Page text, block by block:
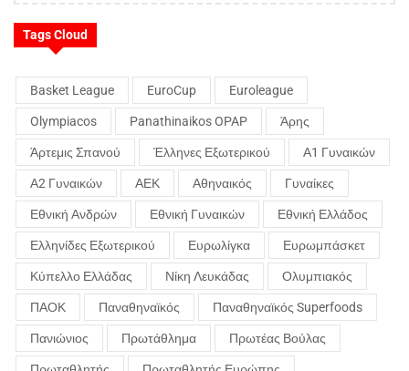
Tags Cloud
Basket League EuroCup Euroleague
Olympiacos Panathinaikos OPAP Άρης
Άρτεμις Σπανού Έλληνες Εξωτερικού Α1 Γυναικών
Α2 Γυναικών ΑΕΚ Αθηναικός Γυναίκες
Εθνική Ανδρών Εθνική Γυναικών Εθνική Ελλάδος
Ελληνίδες Εξωτερικού Ευρωλίγκα Ευρωμπάσκετ
Κύπελλο Ελλάδας Νίκη Λευκάδας Ολυμπιακός
ΠΑΟΚ Παναθηναϊκός Παναθηναϊκός Superfoods
Πανιώνιος Πρωτάθλημα Πρωτέας Βούλας